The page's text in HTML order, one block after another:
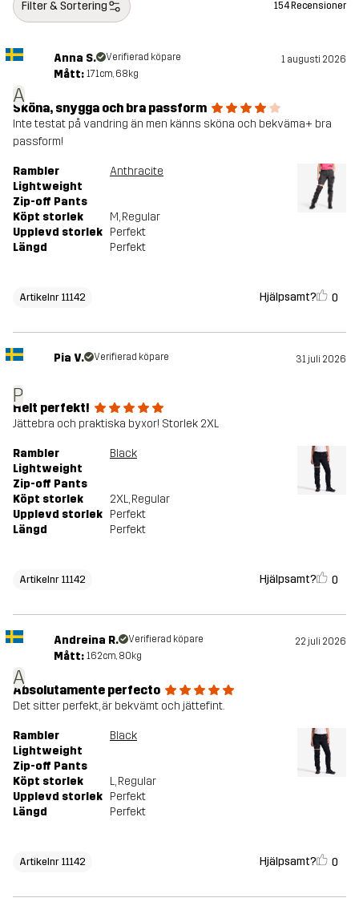
Skapad för VANDRING
Artikelnummer 11142_2001
Filter & Sortering 154 Recensioner
A
Anna S. Verifierad köpare 1 augusti 2026
Mått: 171cm, 68kg
Sköna, snygga och bra passform
Inte testat på vandring än men känns sköna och bekväma+ bra
passform!
Rambler
Lightweight
Zip-off Pants
Anthracite
Köpt storlek M, Regular
Upplevd storlek Perfekt
Längd
Perfekt
Artikelnr 11142 Hjälpsamt? 0
P
Pia V. Verifierad köpare 31 juli 2026
Helt perfekt!
Jättebra och praktiska byxor! Storlek 2XL
Rambler
Lightweight
Zip-off Pants
Black
Köpt storlek 2XL, Regular
Upplevd storlek Perfekt
Längd
Perfekt
Artikelnr 11142 Hjälpsamt? 0
A
Andreina R. Verifierad köpare 22 juli 2026
Mått: 162cm, 80kg
Absolutamente perfecto
Det sitter perfekt, är bekvämt och jättefint.
Rambler
Lightweight
Zip-off Pants
Black
Köpt storlek L, Regular
Upplevd storlek Perfekt
Längd
Perfekt
Artikelnr 11142 Hjälpsamt? 0